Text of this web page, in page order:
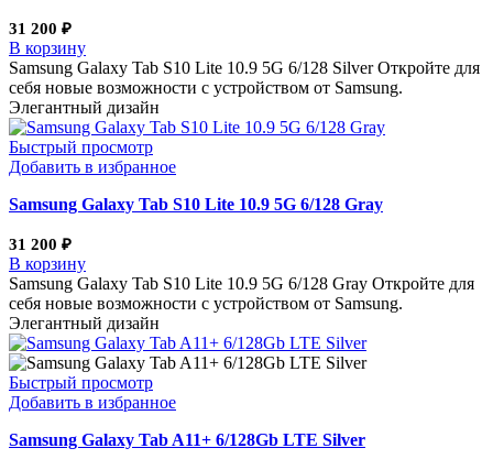
31 200 ₽
В корзину
Samsung Galaxy Tab S10 Lite 10.9 5G 6/128 Silver Откройте для
себя новые возможности с устройством от Samsung.
Элегантный дизайн
Быстрый просмотр
Добавить в избранное
Samsung Galaxy Tab S10 Lite 10.9 5G 6/128 Gray
31 200 ₽
В корзину
Samsung Galaxy Tab S10 Lite 10.9 5G 6/128 Gray Откройте для
себя новые возможности с устройством от Samsung.
Элегантный дизайн
Быстрый просмотр
Добавить в избранное
Samsung Galaxy Tab A11+ 6/128Gb LTE Silver